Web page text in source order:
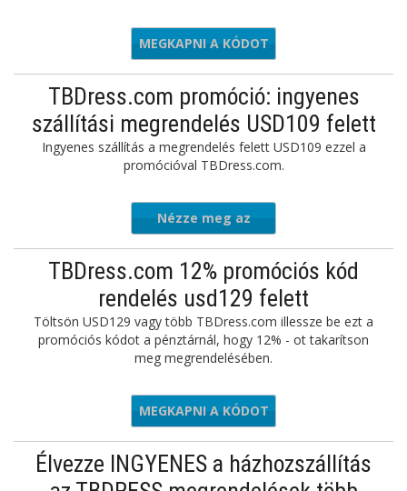
WED15
MEGKAPNI A KÓDOT
TBDress.com promóció: ingyenes
szállítási megrendelés USD109 felett
Ingyenes szállítás a megrendelés felett USD109 ezzel a
promócióval TBDress.com.
Nézze meg az
ajánlatot
TBDress.com 12% promóciós kód
rendelés usd129 felett
Töltsön USD129 vagy több TBDress.com illessze be ezt a
promóciós kódot a pénztárnál, hogy 12% - ot takarítson
meg megrendelésében.
WN12
MEGKAPNI A KÓDOT
Élvezze INGYENES a házhozszállítás